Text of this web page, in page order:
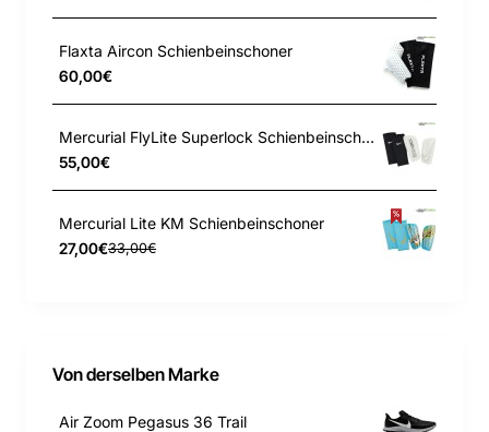
Flaxta Aircon Schienbeinschoner
60,00€
Mercurial FlyLite Superlock Schienbeinschoner
55,00€
Mercurial Lite KM Schienbeinschoner
27,00€33,00€
Von derselben Marke
Air Zoom Pegasus 36 Trail